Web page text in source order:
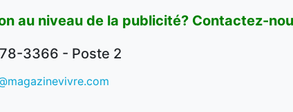
au niveau de la publicité? Contactez-
3366 - Poste 2